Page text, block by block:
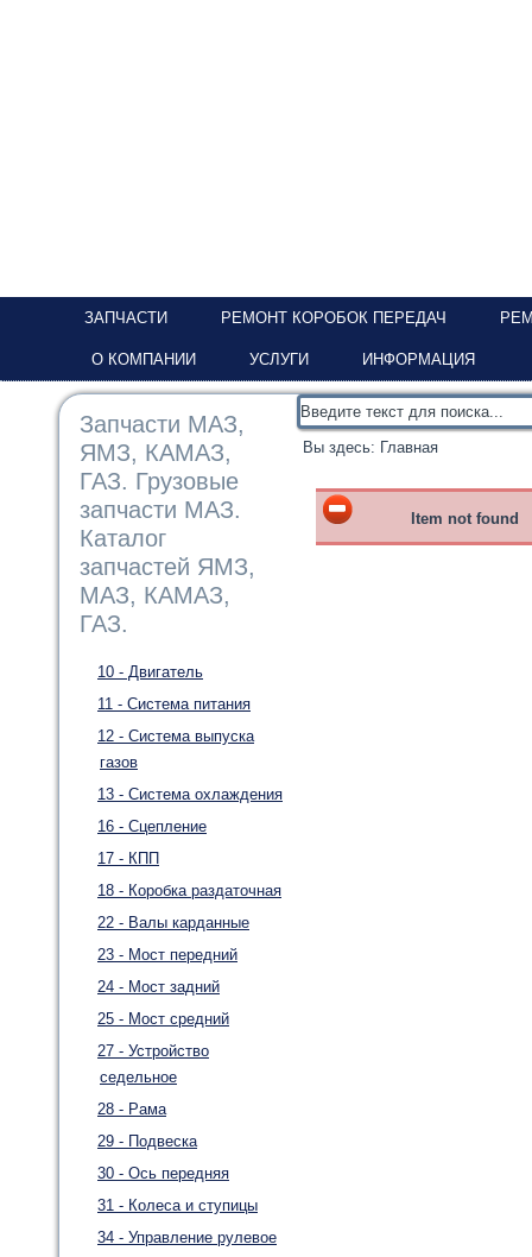
ЗАПЧАСТИ РЕМОНТ КОРОБОК ПЕРЕДАЧ
О КОМПАНИИ УСЛУГИ ИНФОРМАЦИЯ
Запчасти МАЗ,
ЯМЗ, КАМАЗ,
ГАЗ. Грузовые
запчасти МАЗ.
Каталог
запчастей ЯМЗ,
МАЗ, КАМАЗ,
ГАЗ.
10 - Двигатель
11 - Система питания
12 - Система выпуска
газов
13 - Система охлаждения
16 - Сцепление
17 - КПП
18 - Коробка раздаточная
22 - Валы карданные
23 - Мост передний
24 - Мост задний
25 - Мост средний
27 - Устройство
седельное
28 - Рама
29 - Подвеска
30 - Ось передняя
31 - Колеса и ступицы
34 - Управление рулевое
Вы здесь: Главная
Item not found